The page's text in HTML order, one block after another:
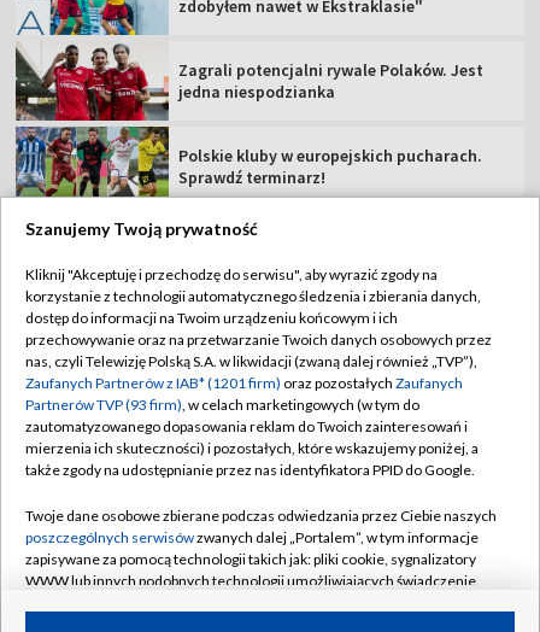
zdobyłem nawet w Ekstraklasie"
Zagrali potencjalni rywale Polaków. Jest
jedna niespodzianka
Polskie kluby w europejskich pucharach.
Sprawdź terminarz!
TVP
Abonament TVP
Sklep TVP
Biuro Reklamy
Oferta Handlowa
Emisja w TVP
Rada Programowa
Ogłoszenia przetargowe
Regulamin TVP
Polityka prywatności
Moje zgody
Biuro reklamy
Kanały
Szanujemy Twoją prywatność
Kliknij "Akceptuję i przechodzę do serwisu", aby wyrazić zgody na
korzystanie z technologii automatycznego śledzenia i zbierania danych,
dostęp do informacji na Twoim urządzeniu końcowym i ich
przechowywanie oraz na przetwarzanie Twoich danych osobowych przez
nas, czyli Telewizję Polską S.A. w likwidacji (zwaną dalej również „TVP”),
Zaufanych Partnerów z IAB* (1201 firm) oraz pozostałych Zaufanych
Partnerów TVP (93 firm), w celach marketingowych (w tym do
zautomatyzowanego dopasowania reklam do Twoich zainteresowań i
mierzenia ich skuteczności) i pozostałych, które wskazujemy poniżej, a
także zgody na udostępnianie przez nas identyfikatora PPID do Google.
Twoje dane osobowe zbierane podczas odwiedzania przez Ciebie naszych
poszczególnych serwisówzwanych dalej „Portalem”, w tym informacje
zapisywane za pomocą technologii takich jak: pliki cookie, sygnalizatory
WWW lub innych podobnych technologii umożliwiających świadczenie